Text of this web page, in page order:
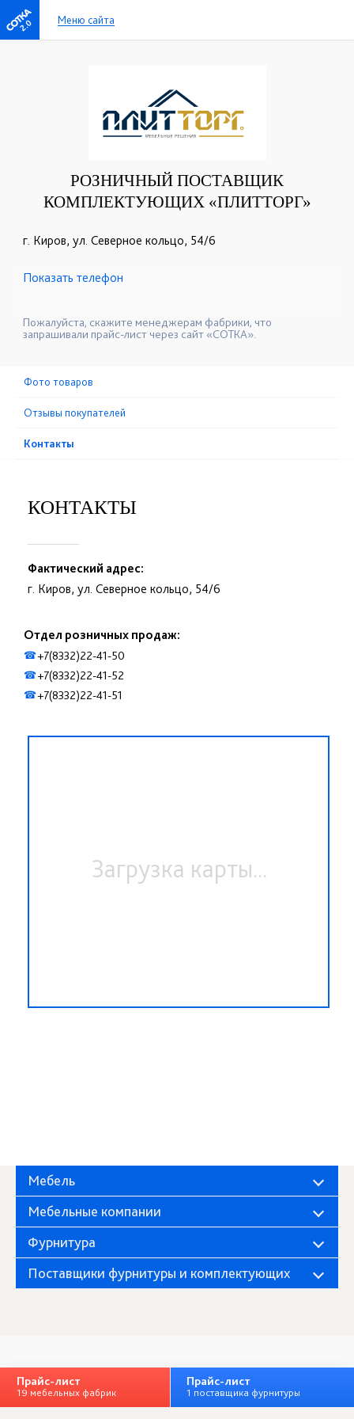
2.0 Меню сайта
РОЗНИЧНЫЙ ПОСТАВЩИК
КОМПЛЕКТУЮЩИХ «ПЛИТТОРГ»
г. Киров, ул. Северное кольцо, 54/6
☎+7(8332)22-41-50
Показать телефон
Пожалуйста, скажите менеджерам фабрики, что
запрашивали прайс-лист через сайт «СОТКА».
Фото товаров
Отзывы покупателей
Контакты
КОНТАКТЫ
Фактический адрес:
г. Киров, ул. Северное кольцо, 54/6
Отдел розничных продаж:
☎+7(8332)22-41-50
☎+7(8332)22-41-52
☎+7(8332)22-41-51
Загрузка карты...
Мебель
Мебельные компании
Фурнитура
Поставщики фурнитуры и комплектующих
Полная версия Личный кабинет
Прайс-лист
19 мебельных фабрик
Прайс-лист
1 поставщика фурнитуры